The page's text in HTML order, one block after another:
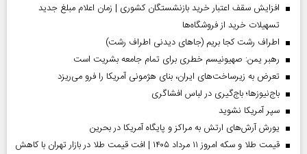
افزایش سقف اعتبار خرید بازنشستگان کشوری | زمان اعلام مبلغ جدید
تسهیلات خرید از فروشگاه‌ها
اطراف رشت کجا بریم (جاهای دیدنی اطراف رشت)
رهبر یمن: صهیونیسم خطری برای تمام جامعه بشریت است
تعرض به زیرساخت‌های ایران، بنای هژمونی آمریکا را فرو می‌ریزد
باج‌نیوزها؛ باج‌گیری در لباس افشاگری
سپر آمریکا نشوید
یورش آرش‌های ارتش به مراکز و پایگاه‌ آمریکا در بحرین
قیمت طلا و سکه امروز ۱۱ مرداد ۱۴۰۵ | افت قیمت طلا در بازار تهران با کاهش